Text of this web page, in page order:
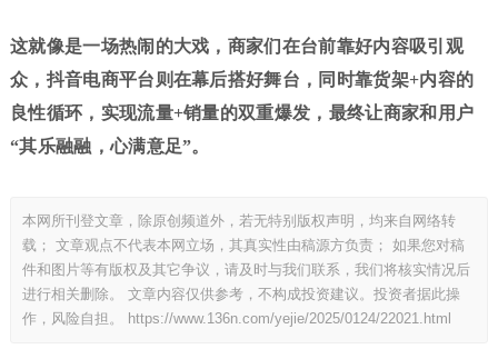
这就像是一场热闹的大戏，商家们在台前靠好内容吸引观
众，抖音电商平台则在幕后搭好舞台，同时靠货架+内容的
良性循环，实现流量+销量的双重爆发，最终让商家和用户
“其乐融融，心满意足”。
本网所刊登文章，除原创频道外，若无特别版权声明，均来自网络转
载； 文章观点不代表本网立场，其真实性由稿源方负责； 如果您对稿
件和图片等有版权及其它争议，请及时与我们联系，我们将核实情况后
进行相关删除。 文章内容仅供参考，不构成投资建议。投资者据此操
作，风险自担。
https://www.136n.com/yejie/2025/0124/22021.html